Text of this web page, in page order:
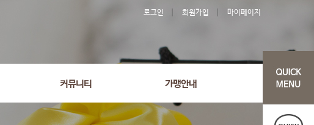
로그인 회원가입 마이페이지
커뮤니티 가맹안내